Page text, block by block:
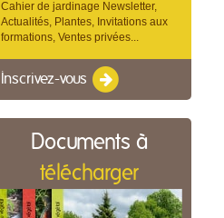
Cahier de jardinage Newsletter,
Actualités, Plantes, Invitations aux
formations, Ventes privées...
Inscrivez-vous
Documents à
télécharger